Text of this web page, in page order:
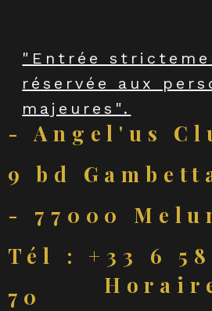
"Entrée
réservée aux
majeures".
- Angel'us
9 bd
- 77000
Tél : +33 6 58
70